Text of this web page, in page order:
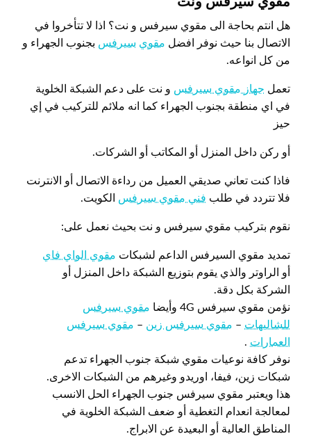
هل انتم بحاجة الى مقوي سيرفس و نت؟ اذا لا تتأخروا في
الاتصال بنا حيث نوفر افضل مقوي سيرفس بجنوب الجهراء و
من كل انواعه.
تعمل جهاز مقوي سيرفس و نت على دعم الشبكة الخلوية
في اي منطقة بجنوب الجهراء كما انه ملائم للتركيب في إي
حيز
أو ركن داخل المنزل أو المكاتب أو الشركات.
فاذا كنت تعاني صديقي العميل من رداءة الاتصال أو الانترنت
فلا تتردد في طلب فني مقوي سيرفس الكويت.
نقوم بتركيب مقوي سيرفس و نت بحيث نعمل على:
تمديد مقوي السيرفس الداعم لشبكات مقوي الواي فاي
أو الراوتر والذي يقوم بتوزيع الشبكة داخل المنزل أو
الشركة بكل دقة.
نؤمن مقوي سيرفس 4G وأيضا
مقوي سيرفس
للشاليهات – مقوي سيرفس زين – مقوي سيرفس
العمارات .
نوفر كافة نوعيات مقوي شبكة جنوب الجهراء تدعم
شبكات زين، فيفا، اوريدو وغيرهم من الشبكات الاخرى.
هذا ويعتبر مقوي سيرفس جنوب الجهراء الحل الانسب
لمعالجة انعدام التغطية أو ضعف الشبكة الخلوية في
المناطق العالية أو البعيدة عن الابراج.